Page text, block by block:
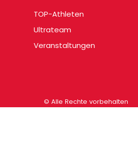
TOP-Athleten
Ultrateam
Veranstaltungen
© Alle Rechte vorbehalten